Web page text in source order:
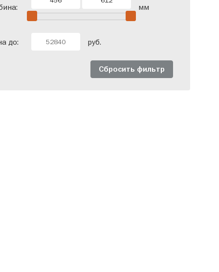
мм
до: руб.
Сбросить фильтр